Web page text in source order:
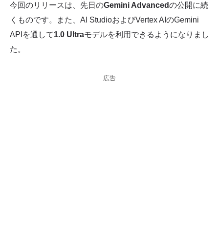
今回のリリースは、先日のGemini Advancedの公開に続
くものです。また、AI StudioおよびVertex AIのGemini
APIを通して1.0 Ultraモデルを利用できるようになりまし
た。
広告